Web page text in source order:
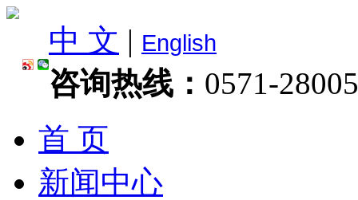
中 文 | English
咨询热线： 0571-
首 页
新闻中心